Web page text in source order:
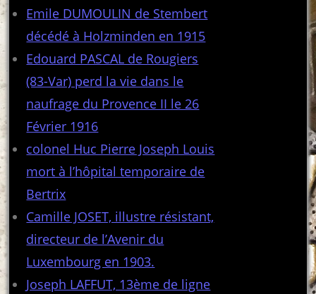
Emile DUMOULIN de Stembert
décédé à Holzminden en 1915
Edouard PASCAL de Rougiers
(83-Var) perd la vie dans le
naufrage du Provence II le 26
Février 1916
colonel Huc Pierre Joseph Louis
mort à l’hôpital temporaire de
Bertrix
Camille JOSET, illustre résistant,
directeur de l’Avenir du
Luxembourg en 1903.
Joseph LAFFUT, 13ème de ligne